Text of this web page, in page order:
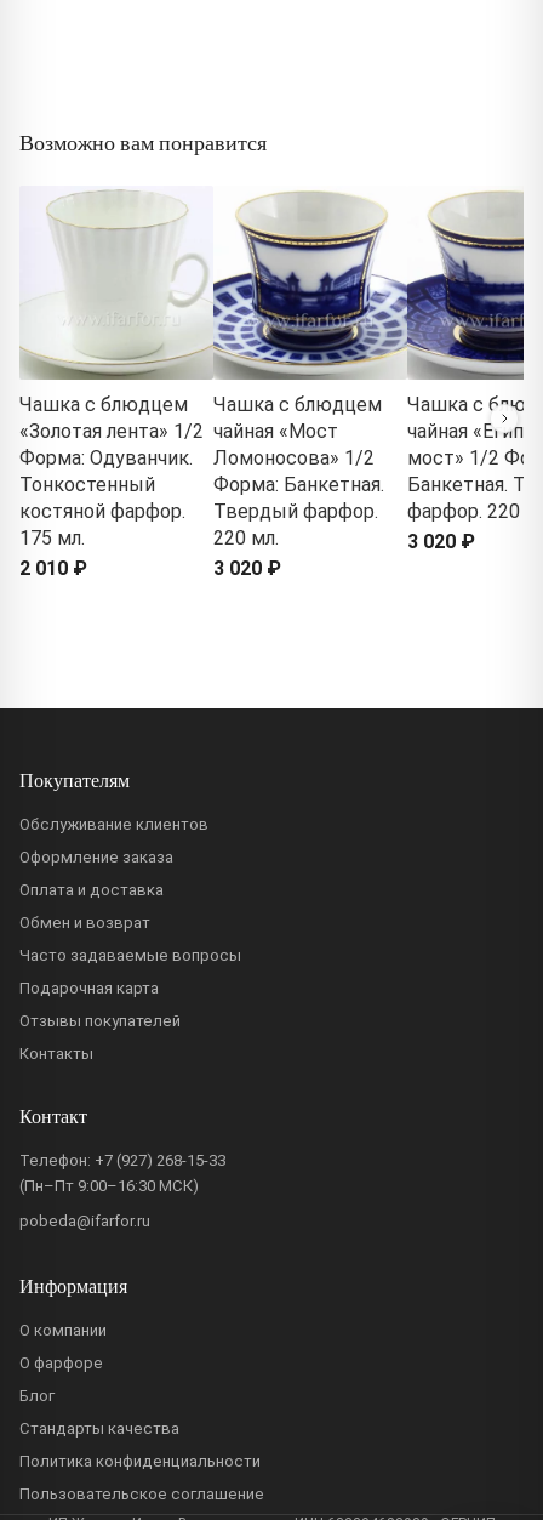
Возможно вам понравится
Чашка с блюдцем
«Золотая лента» 1/2
Форма: Одуванчик.
Тонкостенный
костяной фарфор.
175 мл.
2 010 ₽
Чашка с блюдцем
чайная «Мост
Ломоносова» 1/2
Форма: Банкетная.
Твердый фарфор.
220 мл.
3 020 ₽
Чашка с
чайная
мост» 1/2
Банкетная.
фарфор. 220
3 020 ₽
Покупателям
Обслуживание клиентов
Оформление заказа
Оплата и доставка
Обмен и возврат
Часто задаваемые вопросы
Подарочная карта
Отзывы покупателей
Контакты
Контакт
Телефон: +7 (927) 268-15-33
(Пн–Пт 9:00–16:30 МСК)
pobeda@ifarfor.ru
Информация
О компании
О фарфоре
Блог
Стандарты качества
Политика конфиденциальности
Пользовательское соглашение